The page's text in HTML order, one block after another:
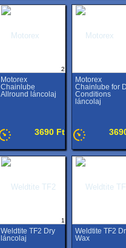
2
Motorex
Chainlube
Allround láncolaj
3690 Ft
Motorex
Chainlube for
Conditions
láncolaj
1
Weldtite TF2 Dry
láncolaj
Weldtite TF2
Wax